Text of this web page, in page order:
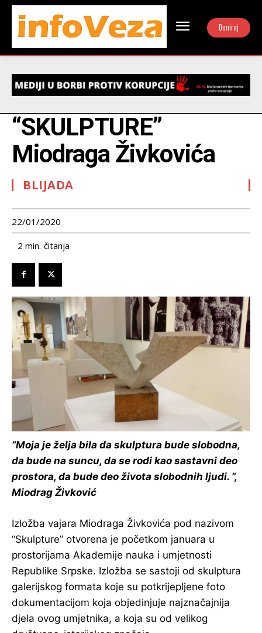
Doniraj
“SKULPTURE”
Miodraga Živkovića
BLIJADA
22/01/2020
2 min. čitanja
“Moja je želja bila da skulptura bude slobodna,
da bude na suncu, da se rodi kao sastavni deo
prostora, da bude deo života slobodnih ljudi. ”,
Miodrag Živković
Izložba vajara Miodraga Živkovića pod nazivom
“Skulpture” otvorena je početkom januara u
prostorijama Akademije nauka i umjetnosti
Republike Srpske. Izložba se sastoji od skulptura
galerijskog formata koje su potkrijepljene foto
dokumentacijom koja objedinjuje najznačajnija
djela ovog umjetnika, a koja su od velikog